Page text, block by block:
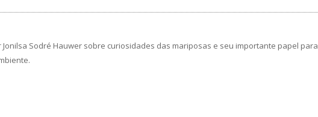
Sodré Hauwer sobre curiosidades das mariposas e seu importante papel para